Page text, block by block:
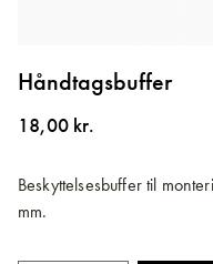
til
starten
billedgalleriet
Håndtagsbuffer
18,00 kr.
Beskyttelsesbuffer til
mm.